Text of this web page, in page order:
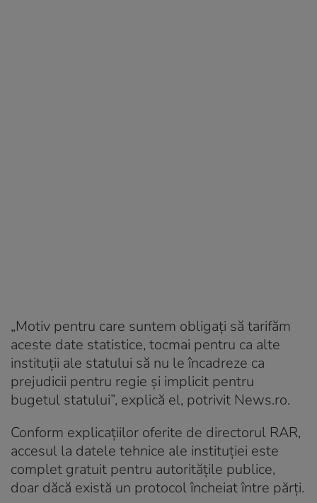
„Motiv pentru care suntem obligaţi să tarifăm
aceste date statistice, tocmai pentru ca alte
instituţii ale statului să nu le încadreze ca
prejudicii pentru regie şi implicit pentru
bugetul statului”, explică el, potrivit News.ro.
Conform explicațiilor oferite de directorul RAR,
accesul la datele tehnice ale instituției este
complet gratuit pentru autoritățile publice,
doar dăcă există un protocol încheiat între părți.